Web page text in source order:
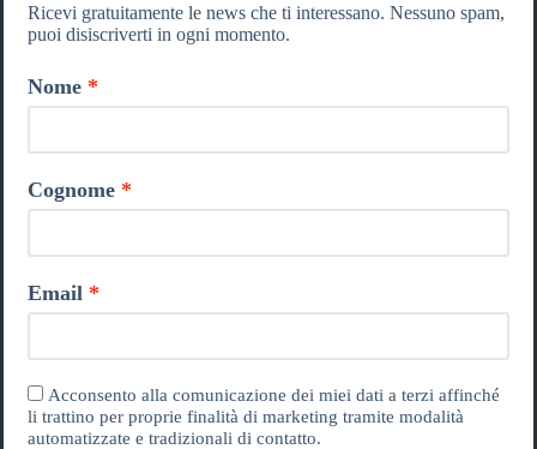
Ricevi gratuitamente le news che ti interessano. Nessuno spam,
puoi disiscriverti in ogni momento.
Nome
Cognome
Email
Acconsento alla comunicazione dei miei dati a terzi affinché
li trattino per proprie finalità di marketing tramite modalità
automatizzate e tradizionali di contatto.